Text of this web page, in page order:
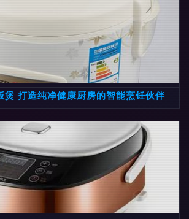
煲 打造纯净健康厨房的智能烹饪伙伴